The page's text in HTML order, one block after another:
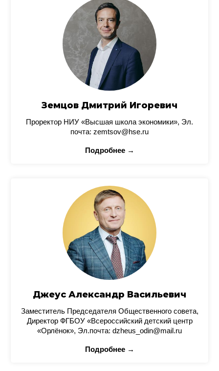
Земцов Дмитрий Игоревич
Проректор НИУ «Высшая школа экономики», Эл.
почта: zemtsov@hse.ru
Подробнее →
Джеус Александр Васильевич
Заместитель Председателя Общественного совета,
Директор ФГБОУ «Всероссийский детский центр
«Орлёнок», Эл.почта: dzheus_odin@mail.ru
Подробнее →